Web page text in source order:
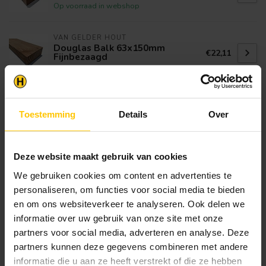
Toestemming Details Over
Deze website maakt gebruik van cookies
We gebruiken cookies om content en advertenties te
personaliseren, om functies voor social media te bieden
en om ons websiteverkeer te analyseren. Ook delen we
informatie over uw gebruik van onze site met onze
partners voor social media, adverteren en analyse. Deze
partners kunnen deze gegevens combineren met andere
informatie die u aan ze heeft verstrekt of die ze hebben
Op voorraad in webshop
VAN GELDER HOUT
Douglas Balk 63x150mm
Fijnbezaagd €22,11
Douglas schoor 110x110 mm
Geschaafd
€12,50
Klantenservice
Heb je een vraag? Stel je vraag via onze chat,
bekijk onzeveelgestelde vragenof neem
contact op met de
klantenservice
. Wij helpen u
graag verder met het samenstellen van uw
bestelling.
Afhalen en zeker weten dan uw